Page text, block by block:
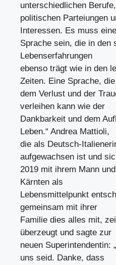
unterschiedlichen Berufe,
politischen Parteiungen
Interessen. Es muss eine
Sprache sein, die in den
Lebenserfahrungen
ebenso trägt wie in den
Zeiten. Eine Sprache, die
dem Verlust und der
verleihen kann wie der
Dankbarkeit und dem
Leben.“ Andrea Mattioli,
die als Deutsch-
aufgewachsen ist und
2019 mit ihrem Mann
Kärnten als
Lebensmittelpunkt
gemeinsam mit ihrer
Familie dies alles mit,
überzeugt und sagte zur
neuen Superintendentin:
uns seid. Danke, dass